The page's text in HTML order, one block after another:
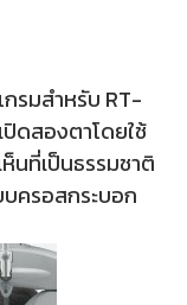
มสำหรับ RT-
ดสองตาโดยใช้
นที่เป็นธรรมชาติ
ครอสกระบอก